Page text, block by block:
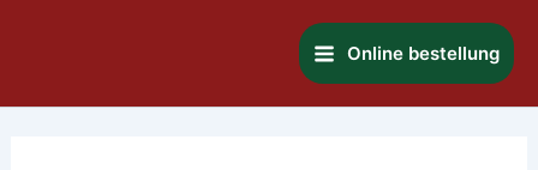
Main
Menu
Online bestellung